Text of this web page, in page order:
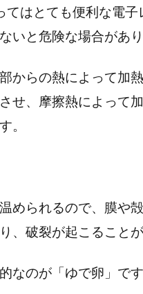
てはとても便利な電
いと危険な場合があり
からの熱によって加
せ、摩擦熱によって
。
められるので、膜や
、破裂が起こることが
なのが「ゆで卵」です